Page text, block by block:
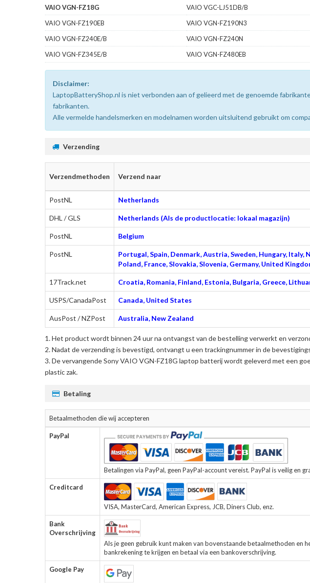
VAIO VGN-FZ18G VAIO VGC-LJ51DB/B
VAIO VGN-FZ190EB
VAIO VGN-FZ190N3
VAIO VGN-FZ240E/B
VAIO VGN-FZ240N
VAIO VGN-FZ345E/B
VAIO VGN-FZ480EB
Disclaimer:
LaptopBatteryShop.nl is niet verbonden aan of gelieerd met de genoemde
fabrikanten.
Alle vermelde handelsmerken en modelnamen worden uitsluitend gebruikt om
Verzending
Verzendmethoden Verzend naar
PostNL Netherlands
DHL / GLS Netherlands (Als de productlocatie: lokaal magazijn)
PostNL Belgium
PostNL
Portugal, Spain, Denmark, Austria, Sweden, Hungary, Italy,
Poland, France, Slovakia, Slovenia, Germany, United
17Track.net Croatia, Romania, Finland, Estonia, Bulgaria, Greece,
USPS/CanadaPost Canada, United States
AusPost / NZPost Australia, New Zealand
Het product wordt binnen 24 uur na ontvangst van de bestelling verwerkt en
Nadat de verzending is bevestigd, ontvangt u een trackingnummer in de
Devervangende Sony VAIO VGN-FZ18G laptop batterijwordt geleverd met een
plastic zak.
Betaling
Betaalmethoden die wij accepteren
PayPal
Betalingen via PayPal, geen PayPal-account vereist. PayPal is veilig en
Creditcard
VISA, MasterCard, American Express, JCB, Diners Club, enz.
Bank
Overschrijving
Als je geen gebruik kunt maken van bovenstaande betaalmethoden en
bankrekening te krijgen en betaal via een bankoverschrijving.
Google Pay